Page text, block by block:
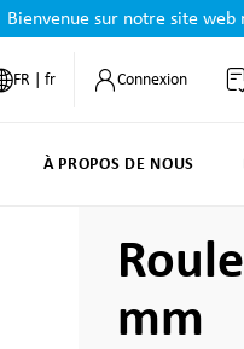
Bienvenue sur notre site
FR | fr Connexion
À PROPOS DE NOUS
mm